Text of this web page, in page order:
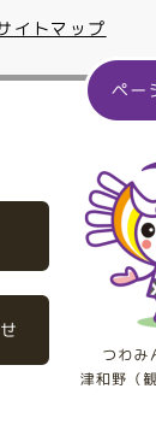
イトマップ